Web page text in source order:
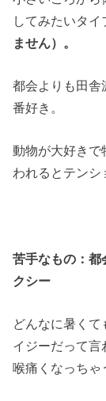
してみたいタイ
ません）。
都会よりも田舎
番好き。
動物が大好きで
われるとテンシ
苦手なもの：
クシー
どんなに暑く
イジーだって言
喉痛くなっちゃ